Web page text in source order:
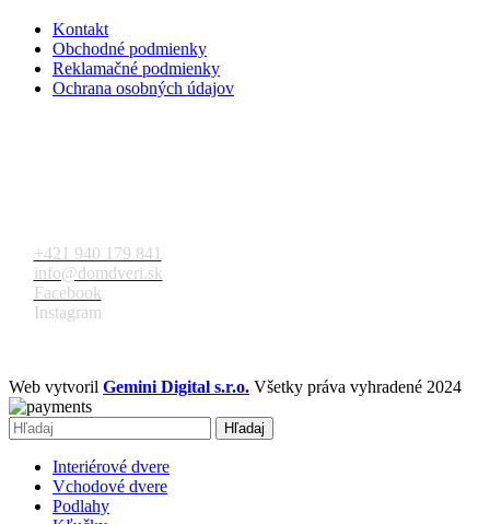
Kontakt
Obchodné podmienky
Reklamačné podmienky
Ochrana osobných údajov
+421 940 179 841
info@domdveri.sk
Facebook
Instagram
Web vytvoril Gemini Digital s.r.o. Všetky práva vyhradené 2024
Hľadaj
Interiérové dvere
Vchodové dvere
Podlahy